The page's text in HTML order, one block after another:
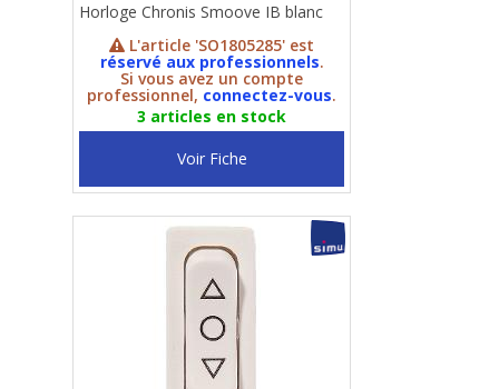
Horloge Chronis Smoove IB blanc
L'article 'SO1805285' est
réservé aux professionnels.
Si vous avez un compte
professionnel, connectez-vous.
3 articles en stock
Voir Fiche